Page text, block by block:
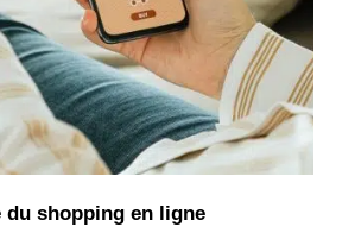
du shopping en ligne